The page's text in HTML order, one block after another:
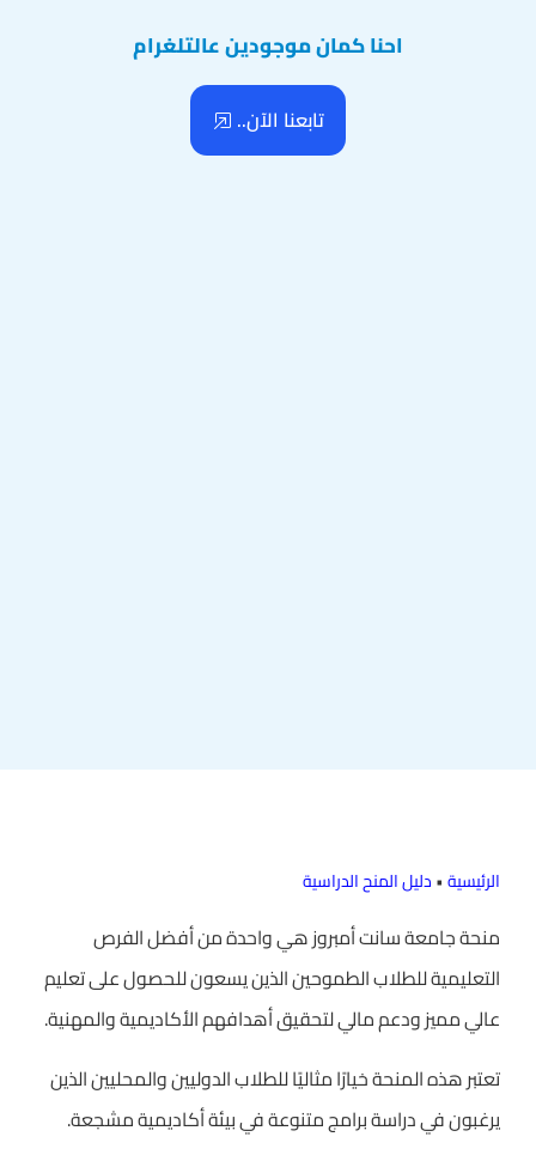
احنا كمان موجودين عالتلغرام
تابعنا الآن..
الرئيسية•دليل المنح الدراسية
منحة جامعة سانت أمبروز هي واحدة من أفضل الفرص
التعليمية للطلاب الطموحين الذين يسعون للحصول على تعليم
عالي مميز ودعم مالي لتحقيق أهدافهم الأكاديمية والمهنية.
تعتبر هذه المنحة خيارًا مثاليًا للطلاب الدوليين والمحليين الذين
يرغبون في دراسة برامج متنوعة في بيئة أكاديمية مشجعة.